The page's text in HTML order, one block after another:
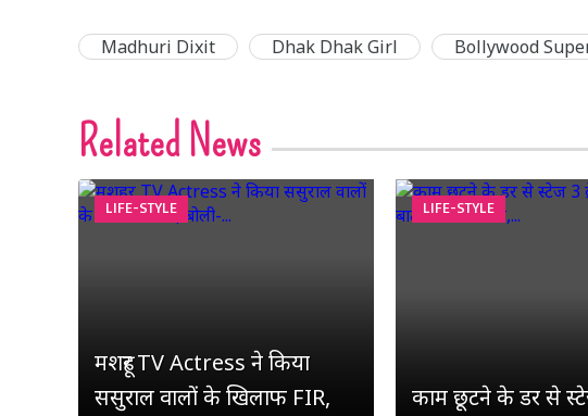
Madhuri Dixit Dhak Dhak Girl Bollywood
Related News
LIFE-STYLE
मशहूर TV Actress ने किया
ससुराल वालों के खिलाफ FIR,
LIFE-STYLE
काम छूटने के डर से